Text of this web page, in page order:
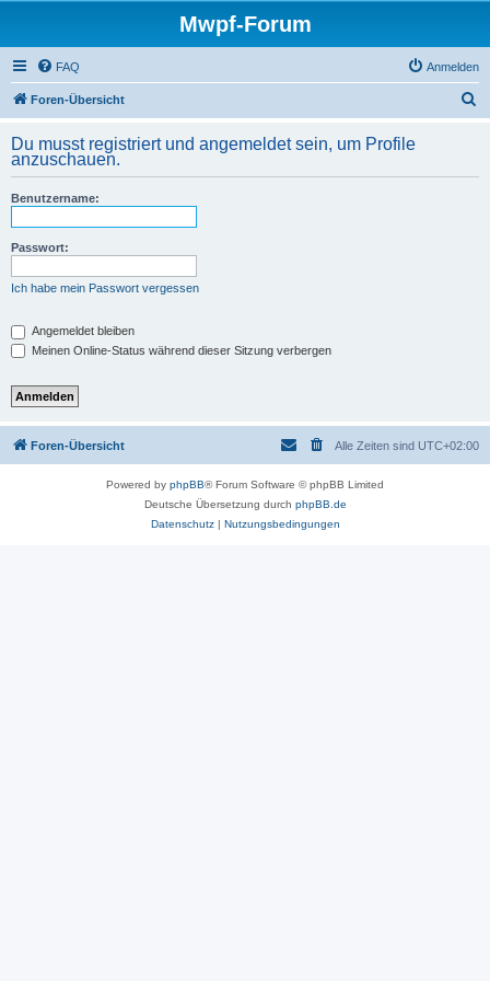
Mwpf-Forum
FAQ Anmelden
Foren-Übersicht
h
Du musst registriert und angemeldet sein, um Profile
anzuschauen.
Benutzername:
Passwort:
Ich habe mein Passwort vergessen
Angemeldet bleiben
Meinen Online-Status während dieser Sitzung verbergen
Foren-Übersicht Alle Zeiten sind UTC+02:00
Powered by phpBB® Forum Software © phpBB Limited
Deutsche Übersetzung durch phpBB.de
Datenschutz| Nutzungsbedingungen